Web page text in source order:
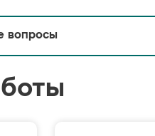
вопросы